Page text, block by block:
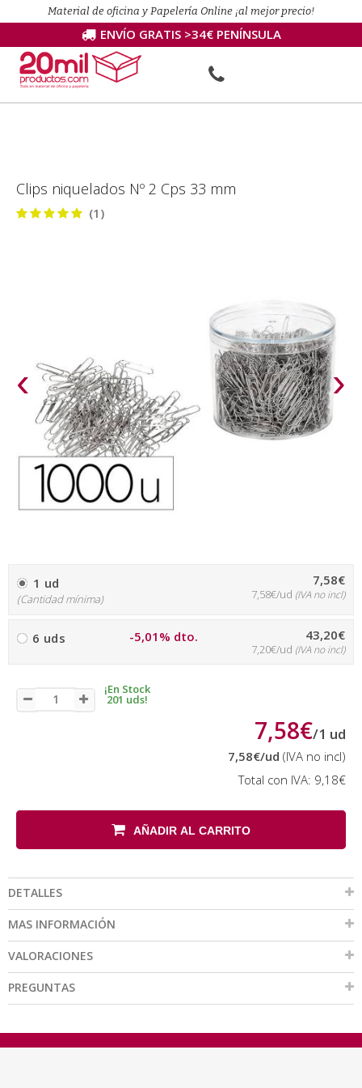
Material de oficina y Papelería Online ¡al mejor precio!
ENVÍO GRATIS >34€ PENÍNSULA
Clips niquelados Nº 2 Cps 33 mm
(1)
‹ ›
1 ud
(Cantidad mínima)
7,58€
7,58€/ud (IVA no incl)
6 uds -5,01% dto. 43,20€
7,20€/ud (IVA no incl)
¡En Stock
201 uds!
7,58€/1 ud
7,58€/ud (IVA no incl)
Total con IVA: 9,18€
AÑADIR AL CARRITO
DETALLES
MAS INFORMACIÓN
VALORACIONES
PREGUNTAS